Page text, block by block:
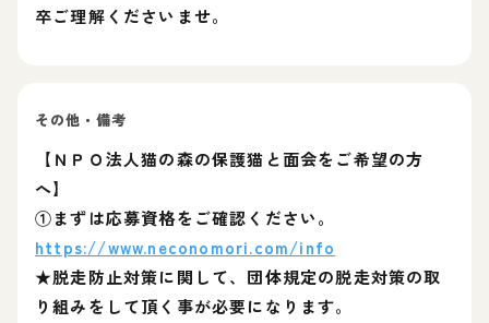
卒ご理解くださいませ。
その他・備考
【ＮＰＯ法人猫の森の保護猫と面会をご希望の方
へ】
①まずは応募資格をご確認ください。
https://www.neconomori.com/info
★脱走防止対策に関して、団体規定の脱走対策の取
り組みをして頂く事が必要になります。